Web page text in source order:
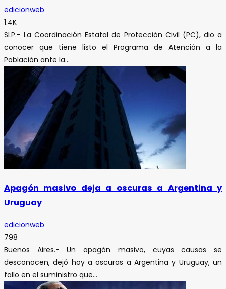
edicionweb
1.4K
SLP.- La Coordinación Estatal de Protección Civil (PC), dio a
conocer que tiene listo el Programa de Atención a la
Población ante la...
Apagón masivo deja a oscuras a Argentina y
Uruguay
edicionweb
798
Buenos Aires.- Un apagón masivo, cuyas causas se
desconocen, dejó hoy a oscuras a Argentina y Uruguay, un
fallo en el suministro que...